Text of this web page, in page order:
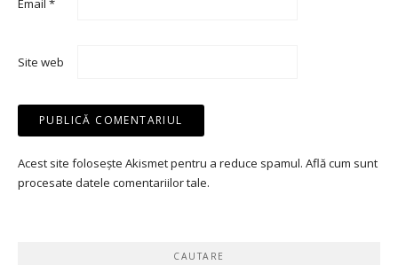
Site web
Acest site folosește Akismet pentru a reduce spamul. Află cum sunt
procesate datele comentariilor tale.
CAUTARE